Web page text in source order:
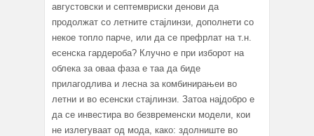
августовски и септемвриски денови да
продолжат со летните стајлинзи, дополнети со
некое топло парче, или да се префрлат на т.н.
есенска гардероба? Клучно е при изборот на
облека за оваа фаза е таа да биде
прилагодлива и лесна за комбинирањеи во
летни и во есенски стајлинзи. Затоа најдобро е
да се инвестира во безвременски модели, кои
не излегуваат од мода, како: здолниште во